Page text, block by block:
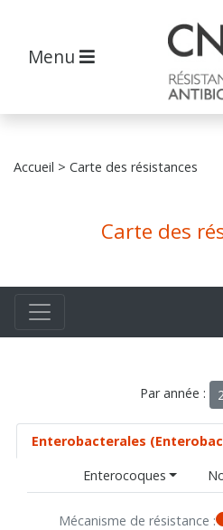
Menu
Accueil > Carte des résistances
Carte des
Par année :
Enterobacterales
Enterocoques
Mécanisme de résistance :